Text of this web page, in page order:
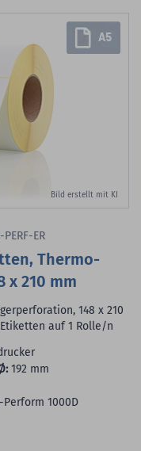
Bild erstellt mit KI
ER
Thermo-
x 210 mm
148 x 210
auf 1 Rolle/n
192 mm
Perform 1000D